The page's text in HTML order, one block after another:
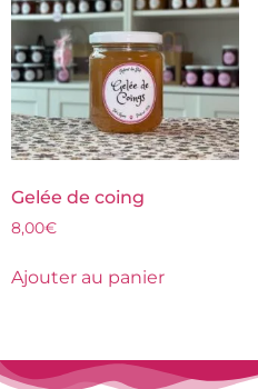
Gelée de coing
8,00€
Ajouter au panier